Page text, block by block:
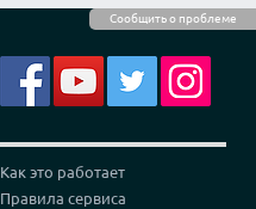
Сообщить о проблеме
Как это работает
Правила сервиса